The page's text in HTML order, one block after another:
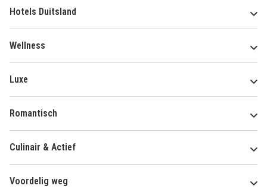
Hotels Duitsland
Wellness
Luxe
Romantisch
Culinair & Actief
Voordelig weg